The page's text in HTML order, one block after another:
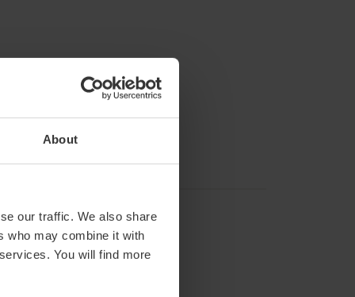
About
our traffic. We also share
who may combine it with
You will find more